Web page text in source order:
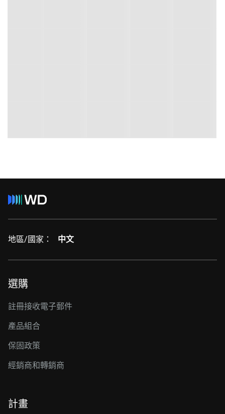
地區/國家： 中文
選購
註冊接收電子郵件
產品組合
保固政策
經銷商和轉銷商
計畫